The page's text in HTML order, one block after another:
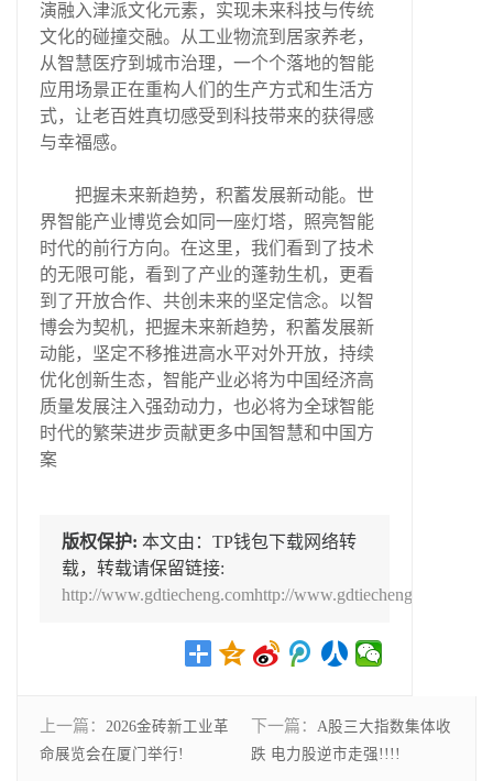
演融入津派文化元素，实现未来科技与传统
文化的碰撞交融。从工业物流到居家养老，
从智慧医疗到城市治理，一个个落地的智能
应用场景正在重构人们的生产方式和生活方
式，让老百姓真切感受到科技带来的获得感
与幸福感。
把握未来新趋势，积蓄发展新动能。世
界智能产业博览会如同一座灯塔，照亮智能
时代的前行方向。在这里，我们看到了技术
的无限可能，看到了产业的蓬勃生机，更看
到了开放合作、共创未来的坚定信念。以智
博会为契机，把握未来新趋势，积蓄发展新
动能，坚定不移推进高水平对外开放，持续
优化创新生态，智能产业必将为中国经济高
质量发展注入强劲动力，也必将为全球智能
时代的繁荣进步贡献更多中国智慧和中国方
案
版权保护: 本文由：TP钱包下载网络转
载，转载请保留链接:
http://www.gdtiecheng.comhttp://www.gdtiecheng.com/
上一篇： 2026金砖新工业革
命展览会在厦门举行!
下一篇： A股三大指数集体收
跌 电力股逆市走强!!!!